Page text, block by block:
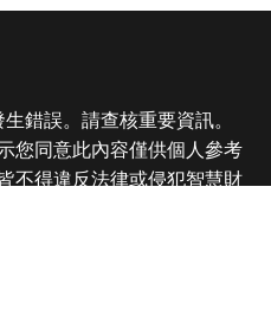
錯誤。請查核重要資訊。
您同意此內容僅供個人參考
不得違反法律或侵犯智慧財